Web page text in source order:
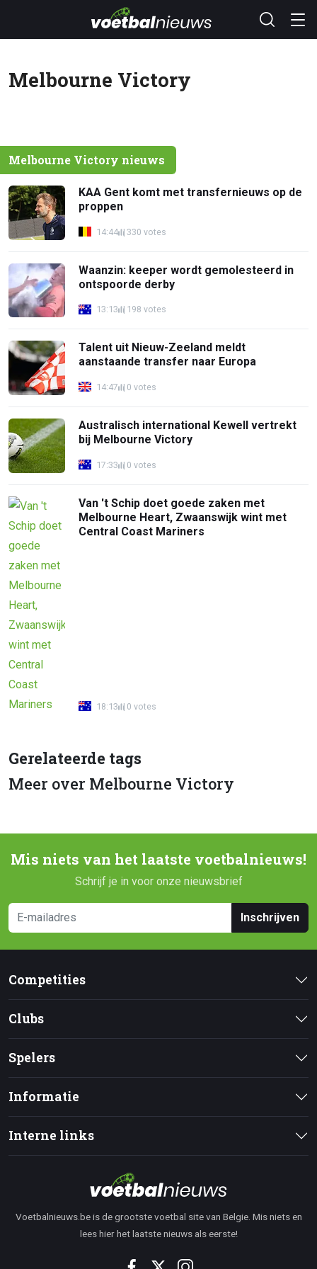
Melbourne Victory
Melbourne Victory nieuws
KAA Gent komt met transfernieuws op de
proppen
14:44 330 votes
Waanzin: keeper wordt gemolesteerd in
ontspoorde derby
13:13 198 votes
Talent uit Nieuw-Zeeland meldt
aanstaande transfer naar Europa
14:47 0 votes
Australisch international Kewell vertrekt
bij Melbourne Victory
17:33 0 votes
Van 't Schip doet goede zaken met
Melbourne Heart, Zwaanswijk wint met
Central Coast Mariners
18:13 0 votes
Gerelateerde tags
Meer over Melbourne Victory
Mis niets van het laatste voetbalnieuws!
Schrijf je in voor onze nieuwsbrief
Inschrijven
Competities
Clubs
Spelers
Informatie
Interne links
Voetbalnieuws.be is de grootste voetbal site van Belgie. Mis niets en
lees hier het laatste nieuws als eerste!